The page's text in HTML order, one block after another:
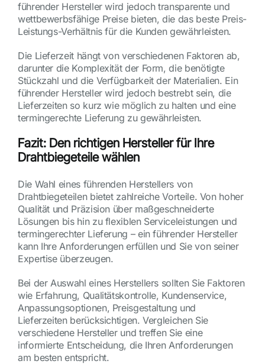
führender Hersteller wird jedoch transparente und
wettbewerbsfähige Preise bieten, die das beste Preis-
Leistungs-Verhältnis für die Kunden gewährleisten.
Die Lieferzeit hängt von verschiedenen Faktoren ab,
darunter die Komplexität der Form, die benötigte
Stückzahl und die Verfügbarkeit der Materialien. Ein
führender Hersteller wird jedoch bestrebt sein, die
Lieferzeiten so kurz wie möglich zu halten und eine
termingerechte Lieferung zu gewährleisten.
Fazit: Den richtigen Hersteller für Ihre
Drahtbiegeteile wählen
Die Wahl eines führenden Herstellers von
Drahtbiegeteilen bietet zahlreiche Vorteile. Von hoher
Qualität und Präzision über maßgeschneiderte
Lösungen bis hin zu flexiblen Serviceleistungen und
termingerechter Lieferung – ein führender Hersteller
kann Ihre Anforderungen erfüllen und Sie von seiner
Expertise überzeugen.
Bei der Auswahl eines Herstellers sollten Sie Faktoren
wie Erfahrung, Qualitätskontrolle, Kundenservice,
Anpassungsoptionen, Preisgestaltung und
Lieferzeiten berücksichtigen. Vergleichen Sie
verschiedene Hersteller und treffen Sie eine
informierte Entscheidung, die Ihren Anforderungen
am besten entspricht.